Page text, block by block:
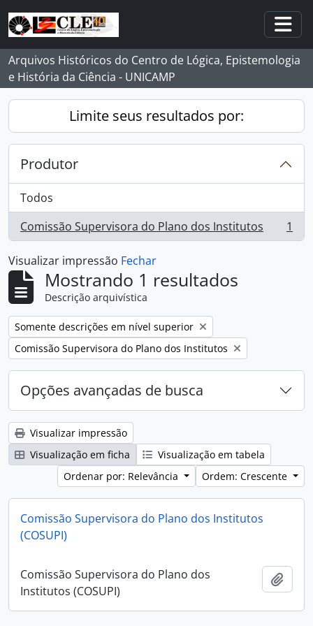
Skip to main content
Arquivos Históricos do Centro de Lógica, Epistemologia
e História da Ciência - UNICAMP
Limite seus resultados por:
Produtor
Todos
Comissão Supervisora do Plano dos Institutos
, 1 resultados 1
Visualizar impressão Fechar
Mostrando 1 resultados
Descrição arquivística
Remover filtro:
Somente descrições em nível superior
Remover filtro:
Comissão Supervisora do Plano dos Institutos
Opções avançadas de busca
Visualizar impressão
Visualização em ficha
Visualização em tabela
Ordenar por: Relevância
Ordem: Crescente
Comissão Supervisora do Plano dos Institutos
(COSUPI)
Comissão Supervisora do Plano dos
Institutos (COSUPI)